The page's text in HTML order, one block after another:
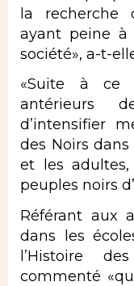
la recherche
ayant peine à
société», a-t-
«Suite à ce
antérieurs
d’intensifier
des Noirs
et les
peuples noirs
Référant aux
dans les
l’Histoire
commenté